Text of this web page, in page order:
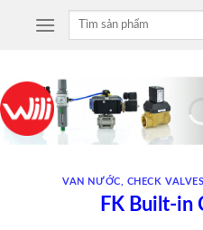
Tìm
VAN NƯỚC CHECK VALVES
FK Built-in